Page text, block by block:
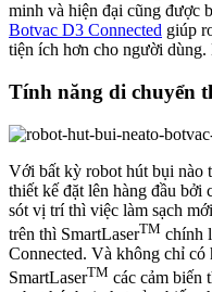
minh và hiện đại cũng được
Botvac D3 Connected giúp
tiện ích hơn cho người
Tính năng di chuyển
Với bất kỳ robot hút bụi nào
thiết kế đặt lên hàng đầu
sót vị trí thì việc làm sạch
trên thì SmartLaserTM chính
Connected. Và không chỉ
SmartLaserTM các cảm biến